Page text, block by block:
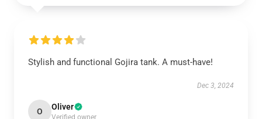
Stylish and functional Gojira tank. A must-have!
Dec 3, 2024
O Oliver
Verified owner